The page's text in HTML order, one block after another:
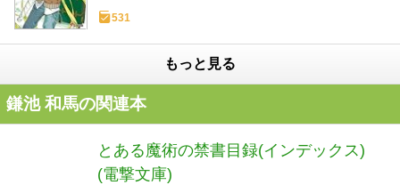
531
もっと見る
鎌池 和馬の関連本
とある魔術の禁書目録(インデックス)
(電撃文庫)